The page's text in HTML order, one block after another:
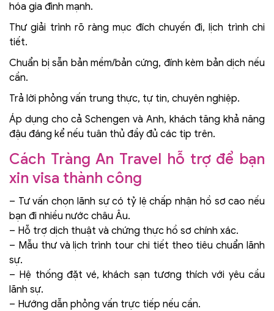
hóa gia đình mạnh.
Thư giải trình rõ ràng mục đích chuyến đi, lịch trình chi
tiết.
Chuẩn bị sẵn bản mềm/bản cứng, đính kèm bản dịch nếu
cần.
Trả lời phỏng vấn trung thực, tự tin, chuyên nghiệp.
Áp dụng cho cả Schengen và Anh, khách tăng khả năng
đậu đáng kể nếu tuân thủ đầy đủ các tip trên.
Cách Tràng An Travel hỗ trợ để bạn
xin visa thành công
– Tư vấn chọn lãnh sự có tỷ lệ chấp nhận hồ sơ cao nếu
bạn đi nhiều nước châu Âu.
– Hỗ trợ dịch thuật và chứng thực hồ sơ chính xác.
– Mẫu thư và lịch trình tour chi tiết theo tiêu chuẩn lãnh
sự.
– Hệ thống đặt vé, khách sạn tương thích với yêu cầu
lãnh sự.
– Hướng dẫn phỏng vấn trực tiếp nếu cần.